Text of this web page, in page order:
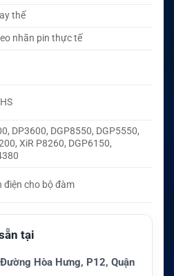
thế
nhãn pin thực tế
DP3600, DGP8550, DGP5550,
XiR P8260, DGP6150,
điện cho bộ đàm
tại
Hòa Hưng, P12, Quận